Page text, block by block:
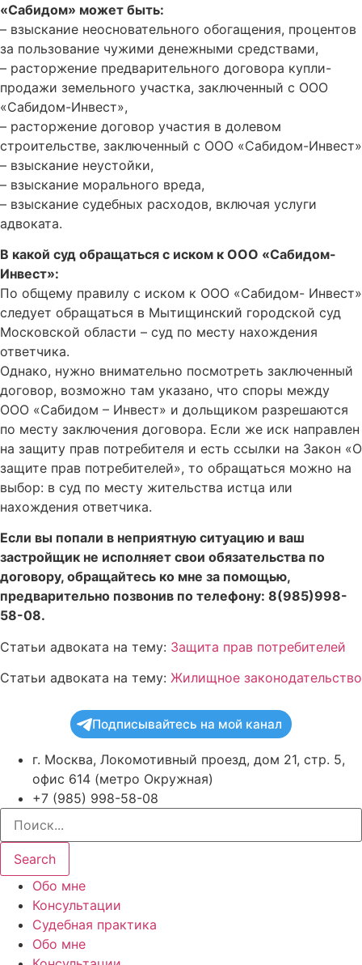
«Сабидом» может быть:
– взыскание неосновательного обогащения, процентов
за пользование чужими денежными средствами,
– расторжение предварительного договора купли-
продажи земельного участка, заключенный с ООО
«Сабидом-Инвест»,
– расторжение договор участия в долевом
строительстве, заключенный с ООО «Сабидом-Инвест»
– взыскание неустойки,
– взыскание морального вреда,
– взыскание судебных расходов, включая услуги
адвоката.
В какой суд обращаться с иском к ООО «Сабидом-
Инвест»:
По общему правилу с иском к ООО «Сабидом- Инвест»
следует обращаться в Мытищинский городской суд
Московской области – суд по месту нахождения
ответчика.
Однако, нужно внимательно посмотреть заключенный
договор, возможно там указано, что споры между
ООО «Сабидом – Инвест» и дольщиком разрешаются
по месту заключения договора. Если же иск направлен
на защиту прав потребителя и есть ссылки на Закон «О
защите прав потребителей», то обращаться можно на
выбор: в суд по месту жительства истца или
нахождения ответчика.
Если вы попали в неприятную ситуацию и ваш
застройщик не исполняет свои обязательства по
договору, обращайтесь ко мне за помощью,
предварительно позвонив по телефону: 8(985)998-
58-08.
Статьи адвоката на тему: Защита прав потребителей
Статьи адвоката на тему: Жилищное законодательство
Подписывайтесь на мой канал
г. Москва, Локомотивный проезд, дом 21, стр. 5,
офис 614 (метро Окружная)
+7 (985) 998-58-08
Search
Обо мне
Консультации
Судебная практика
Обо мне